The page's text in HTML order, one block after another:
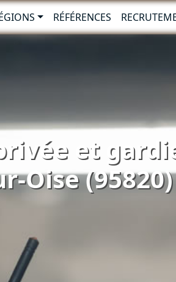
RÉFÉRENCES
et
Oise (95820)